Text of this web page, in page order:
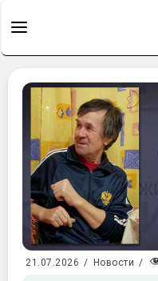
21.07.2026 / Новости /